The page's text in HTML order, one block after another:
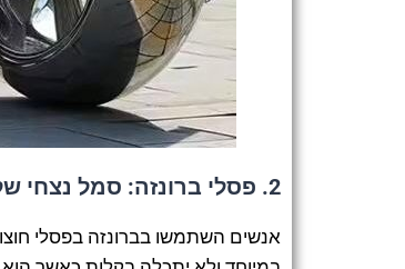
2. פסלי ברונזה: סמל נצחי
אנשים השתמשו בברונזה בפסלי